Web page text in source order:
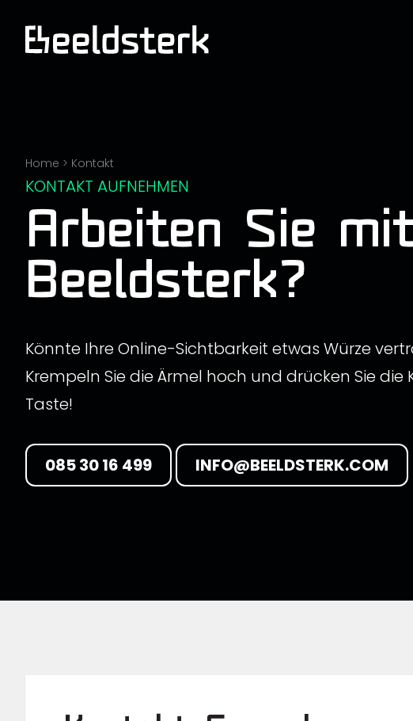
Home > Kontakt
KONTAKT AUFNEHMEN
Arbeiten Sie
Beeldsterk?
Könnte Ihre Online-Sichtbarkeit etwas Würze
Krempeln Sie die Ärmel hoch und drücken Sie die
Taste!
085 30 16 499 INFO@BEELDSTERK.COM